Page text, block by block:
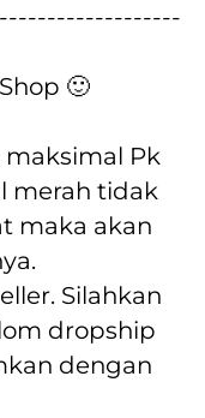
🙂
Pk
merah tidak
maka akan
Silahkan
dropship
dengan